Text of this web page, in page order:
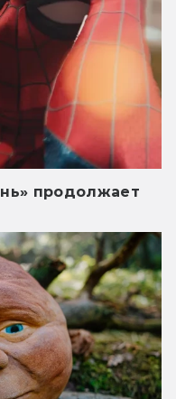
продолжает